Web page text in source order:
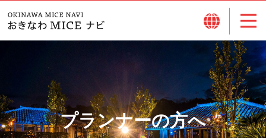
プランナーの方へ